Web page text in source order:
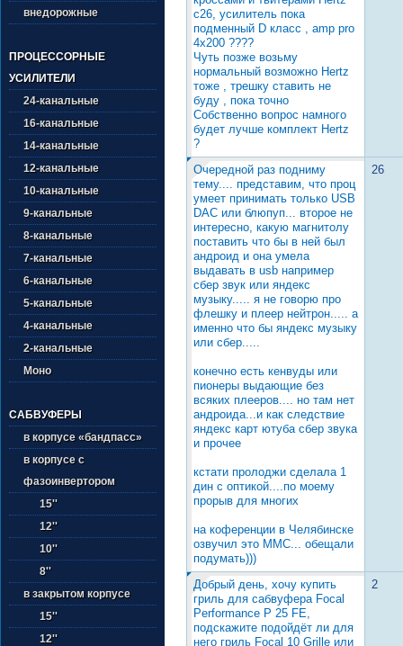
внедорожные
ПРОЦЕССОРНЫЕ
УСИЛИТЕЛИ
24-канальные
16-канальные
14-канальные
12-канальные
10-канальные
9-канальные
8-канальные
7-канальные
6-канальные
5-канальные
4-канальные
2-канальные
Моно
САБВУФЕРЫ
в корпусе «бандпасс»
в корпусе с
фазоинвертором
15''
12''
10''
8''
в закрытом корпусе
15''
12''
c26, усилитель пока
подменный D класс , amp pro
4x200 ????
Чуть позже возьму
нормальный возможно Hertz
тоже , трешку ставить не
буду , пока точно
Собственно вопрос намного
будет лучше комплект Hertz
?
Очередной раз подниму
тему.... представим, что проц
умеет принимать только USB
DAC или блюпуп... второе не
интересно, какую магнитолу
поставить что бы в ней был
андроид и она умела
выдавать в usb например
сбер звук или яндекс
музыку..... я не говорю про
флешку и плеер нейтрон..... а
именно что бы яндекс музыку
или сбер.....
конечно есть кенвуды или
пионеры выдающие без
всяких плееров.... но там нет
андроида...и как следствие
яндекс карт ютуба сбер звука
и прочее
кстати пролоджи сделала 1
дин с оптикой....по моему
прорыв для многих
на коференции в Челябинске
озвучил это ММС... обещали
подумать)))
26
Добрый день, хочу купить
гриль для сабвуфера Focal
Performance P 25 FE,
подскажите подойдёт ли для
него гриль Focal 10 Grille или
2